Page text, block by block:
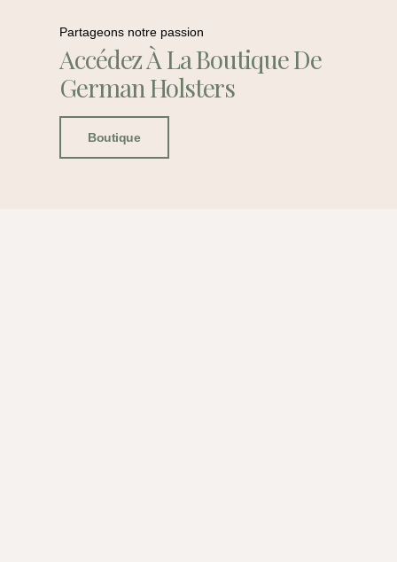
Partageons notre passion
Accédez À La Boutique De
German Holsters
Boutique